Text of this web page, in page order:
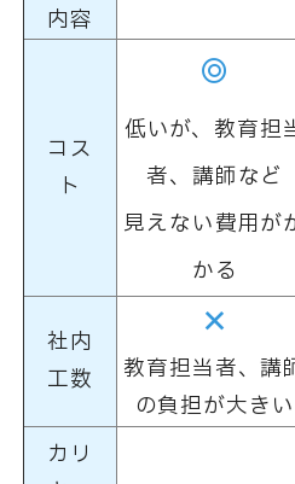
内容
コス
ト
◎
低いが、教育担
者、講師など
見えない費用が
かる
社内
工数
×
教育担当者、講
の負担が大きい
カリ